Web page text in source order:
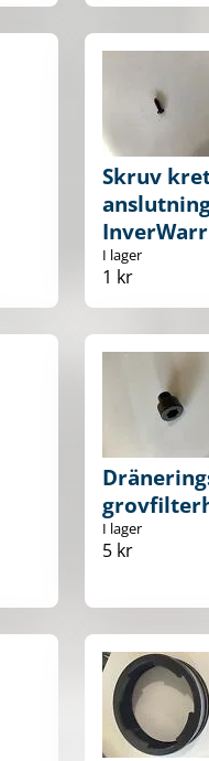
Skruv
I lager
1 kr
I lager
5 kr